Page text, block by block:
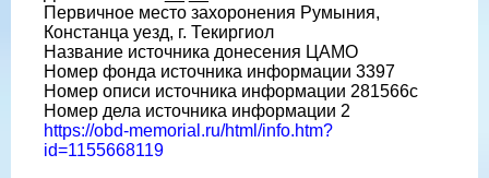
Первичное место захоронения Румыния,
Констанца уезд, г. Текиргиол
Название источника донесения ЦАМО
Номер фонда источника информации 3397
Номер описи источника информации 281566с
Номер дела источника информации 2
https://obd-memorial.ru/html/info.htm?
id=1155668119